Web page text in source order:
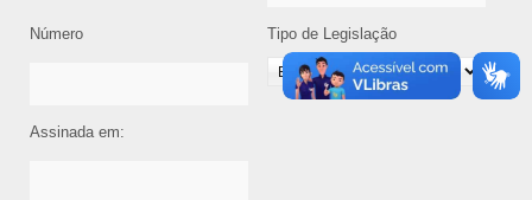
Número Tipo de Legislação
Assinada em: